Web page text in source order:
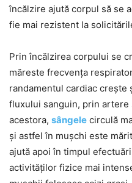
încălzire ajută corpul să se
fie mai rezistent la
Prin încălzirea corpului se
măreste frecvența
randamentul cardiac
fluxului sanguin, prin
acestora, sângele circulă
și astfel în mușchi este
ajută apoi în timpul
activităților fizice mai